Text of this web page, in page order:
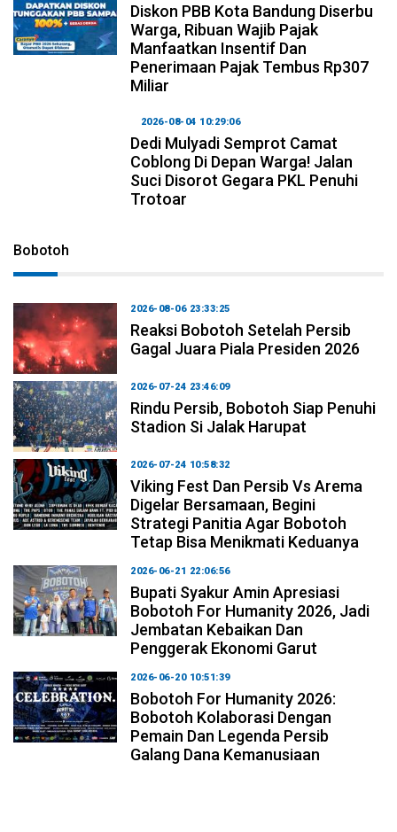
Diskon PBB Kota Bandung Diserbu
Warga, Ribuan Wajib Pajak
Manfaatkan Insentif Dan
Penerimaan Pajak Tembus Rp307
Miliar
2026-08-04 10:29:06
Dedi Mulyadi Semprot Camat
Coblong Di Depan Warga! Jalan
Suci Disorot Gegara PKL Penuhi
Trotoar
Bobotoh
2026-08-06 23:33:25
Reaksi Bobotoh Setelah Persib
Gagal Juara Piala Presiden 2026
2026-07-24 23:46:09
Rindu Persib, Bobotoh Siap Penuhi
Stadion Si Jalak Harupat
2026-07-24 10:58:32
Viking Fest Dan Persib Vs Arema
Digelar Bersamaan, Begini
Strategi Panitia Agar Bobotoh
Tetap Bisa Menikmati Keduanya
2026-06-21 22:06:56
Bupati Syakur Amin Apresiasi
Bobotoh For Humanity 2026, Jadi
Jembatan Kebaikan Dan
Penggerak Ekonomi Garut
2026-06-20 10:51:39
Bobotoh For Humanity 2026:
Bobotoh Kolaborasi Dengan
Pemain Dan Legenda Persib
Galang Dana Kemanusiaan